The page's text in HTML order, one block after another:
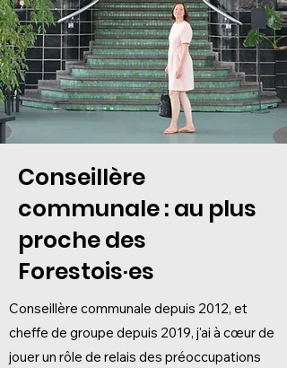
Conseillère
communale : au plus
proche des
Forestois·es
Conseillère communale depuis 2012, et
cheffe de groupe depuis 2019, j'ai à cœur de
jouer un rôle de relais des préoccupations